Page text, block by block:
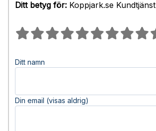
Ditt betyg för: Koppjark.se Kundtjänst
Ditt namn
Din email (visas aldrig)